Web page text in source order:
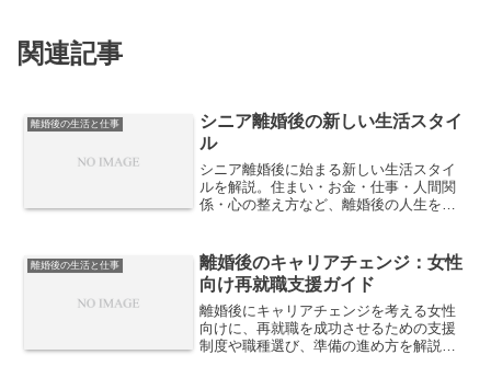
関連記事
離婚後の生活と仕事
シニア離婚後の新しい生活スタイ
ル
シニア離婚後に始まる新しい生活スタイ
ルを解説。住まい・お金・仕事・人間関
係・心の整え方など、離婚後の人生を前
離婚後の生活と仕事
離婚後のキャリアチェンジ：女性
向け再就職支援ガイド
離婚後にキャリアチェンジを考える女性
向けに、再就職を成功させるための支援
制度や職種選び、準備の進め方を解説。